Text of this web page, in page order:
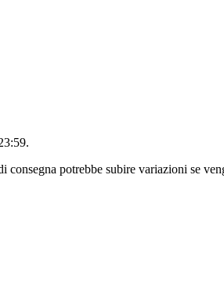
.
potrebbe subire variazioni se